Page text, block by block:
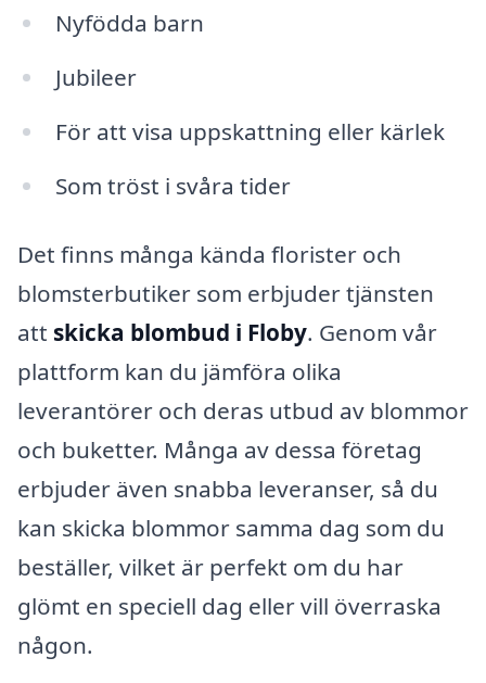
Nyfödda barn
Jubileer
För att visa uppskattning eller kärlek
Som tröst i svåra tider
Det finns många kända florister och
blomsterbutiker som erbjuder tjänsten
att skicka blombud i Floby. Genom vår
plattform kan du jämföra olika
leverantörer och deras utbud av blommor
och buketter. Många av dessa företag
erbjuder även snabba leveranser, så du
kan skicka blommor samma dag som du
beställer, vilket är perfekt om du har
glömt en speciell dag eller vill överraska
någon.